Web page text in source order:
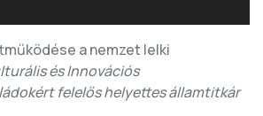
a nemzet lelki
és Innovációs
felelős helyettes államtitkár